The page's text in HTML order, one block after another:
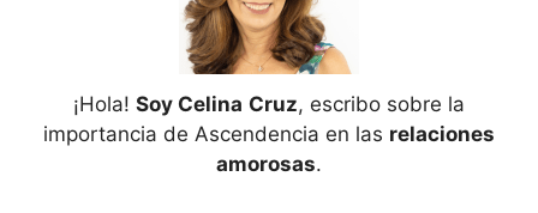
¡Hola! Soy Celina Cruz, escribo sobre la
importancia de Ascendencia en las relaciones
amorosas.